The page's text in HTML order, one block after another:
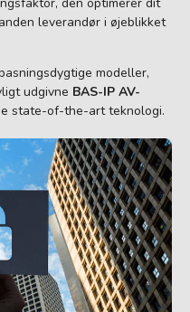
leverandør i øjeblikket
modeller,
udgivne BAS-IP AV-
state-of-the-art teknologi.